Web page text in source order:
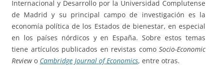
Internacional y Desarrollo por la Universidad Complutense
de Madrid y su principal campo de investigación es la
economía política de los Estados de bienestar, en especial
en los países nórdicos y en España. Sobre estos temas
tiene artículos publicados en revistas como Socio-Economic
Reviewo Cambridge Journal of Economics, entre otras.